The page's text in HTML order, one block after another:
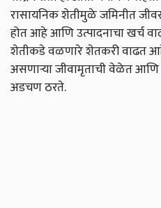
रासायनिक शेतीमुळे जमिनीत
होत आहे आणि उत्पादनाचा खर्च
शेतीकडे वळणारे शेतकरी वाढत
असणाऱ्या जीवामृताची वेळेत आणि
अडचण ठरते.